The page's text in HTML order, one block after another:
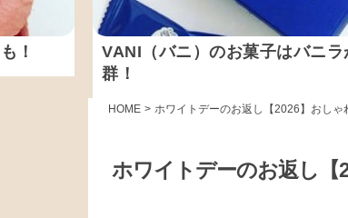
！
VANI（バニ）のお菓子はバニ
群！
HOME > ホワイトデーのお返し【2026】おしゃ
ホワイトデーのお返し【